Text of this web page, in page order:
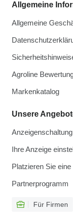
Allgemeine
Allgemeine
Agroline
Markenkatalog
Unsere
Ihre Anzeige
Platzieren Sie
Partnerprogramm
Für Firmen